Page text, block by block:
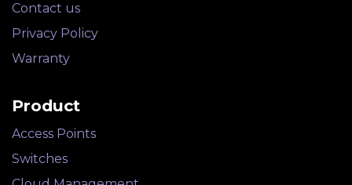
Contact us
Privacy Policy
Warranty
Product
Access Points
Switches